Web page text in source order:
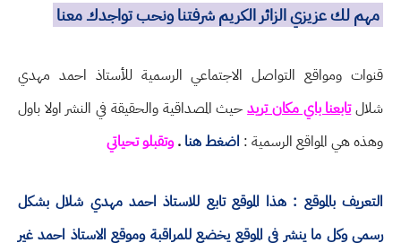
مهم لك عزيزي الزائر الكريم شرفتنا ونحب تواجدك معنا
قنوات ومواقع التواصل الاجتماعي الرسمية للأستاذ احمد مهدي
شلالتابعنا باي مكان تريدحيث المصداقية والحقيقة في النشر اولا باول
وهذه هي المواقع الرسمية : اضغط هنا .وتقبلو تحياتي
التعريف بالموقع : هذا الموقع تابع للاستاذ احمد مهدي شلال بشكل
رسمي وكل ما ينشر في الموقع يخضع للمراقبة وموقع الاستاذ احمد غير